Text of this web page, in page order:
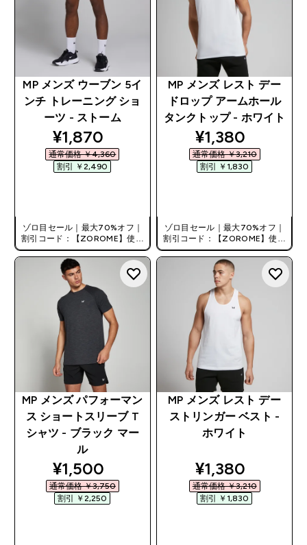
MP メンズ ウーブン 5イ
ンチ トレーニング ショ
ーツ - ストーム
discounted price
¥1,870‎
通常価格 ￥4,360‎
割引 ￥2,490‎
ゾロ目セール｜最大70%オフ｜
割引コード：【ZOROME】使用
で追加10%オフ！
MP メンズ レスト デー
ドロップ アームホール
タンクトップ - ホワイト
discounted
¥1,380‎
通常価格 ￥3,210‎
割引 ￥1,830‎
ゾロ目セール｜最大70%オフ｜
割引コード：【ZOROME】使用
で追加10%オフ！
MP メンズ パフォーマン
ス ショートスリーブ T
シャツ - ブラック マー
ル
discounted price
¥1,500‎
通常価格 ￥3,750‎
割引 ￥2,250‎
MP メンズ レスト デー
ストリンガー ベスト -
ホワイト
discounted
¥1,380‎
通常価格 ￥3,210‎
割引 ￥1,830‎